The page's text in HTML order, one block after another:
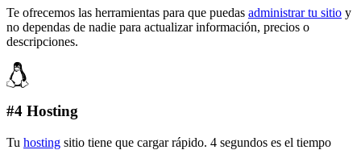
Te ofrecemos las herramientas para que puedas administrar tu sitio y
no dependas de nadie para actualizar información, precios o
descripciones.
#4 Hosting
Tu hosting sitio tiene que cargar rápido. 4 segundos es el tiempo